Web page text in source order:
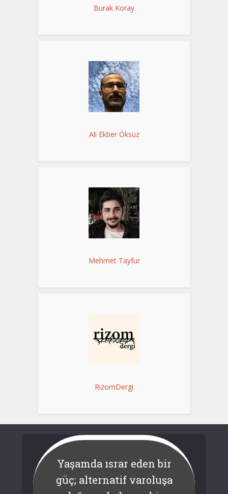
Burak Koray
Ali Ekber Öksüz
Mehmet Tayfur
RizomDergi
Yaşamda ısrar eden bir
güç; alternatif varoluşa